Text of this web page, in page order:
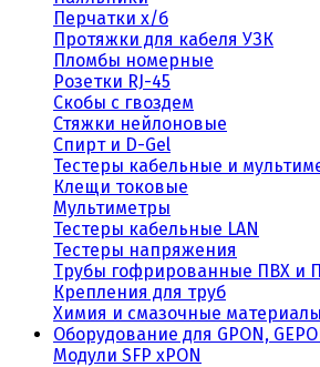
Перчатки х/б
Протяжки для кабеля УЗК
Пломбы номерные
Розетки RJ-45
Скобы с гвоздем
Стяжки нейлоновые
Спирт и D-Gel
Тестеры кабельные и
Клещи токовые
Мультиметры
Тестеры кабельные LAN
Тестеры напряжения
Трубы гофрированные ПВХ и
Крепления для труб
Химия и смазочные материалы
Оборудование для GPON,
Модули SFP xPON